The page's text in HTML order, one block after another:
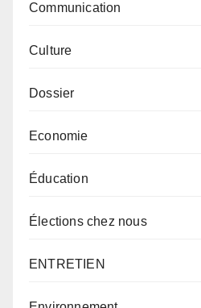
Communication
Culture
Dossier
Economie
Éducation
Élections chez nous
ENTRETIEN